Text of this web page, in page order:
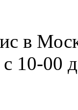
в
10-00